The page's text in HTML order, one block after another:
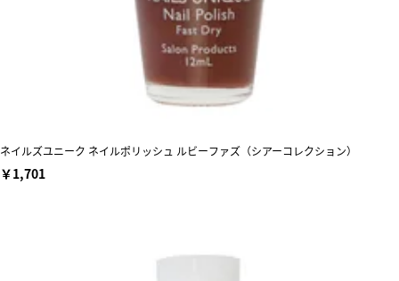
ネイルズユニーク ネイルポリッシュ ルビーファズ（シアーコレクション）
￥1,701